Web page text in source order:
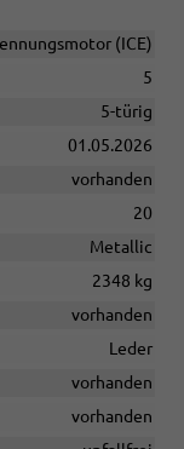
(ICE)
5
5-türig
01.05.2026
vorhanden
20
Metallic
2348 kg
vorhanden
Leder
vorhanden
vorhanden